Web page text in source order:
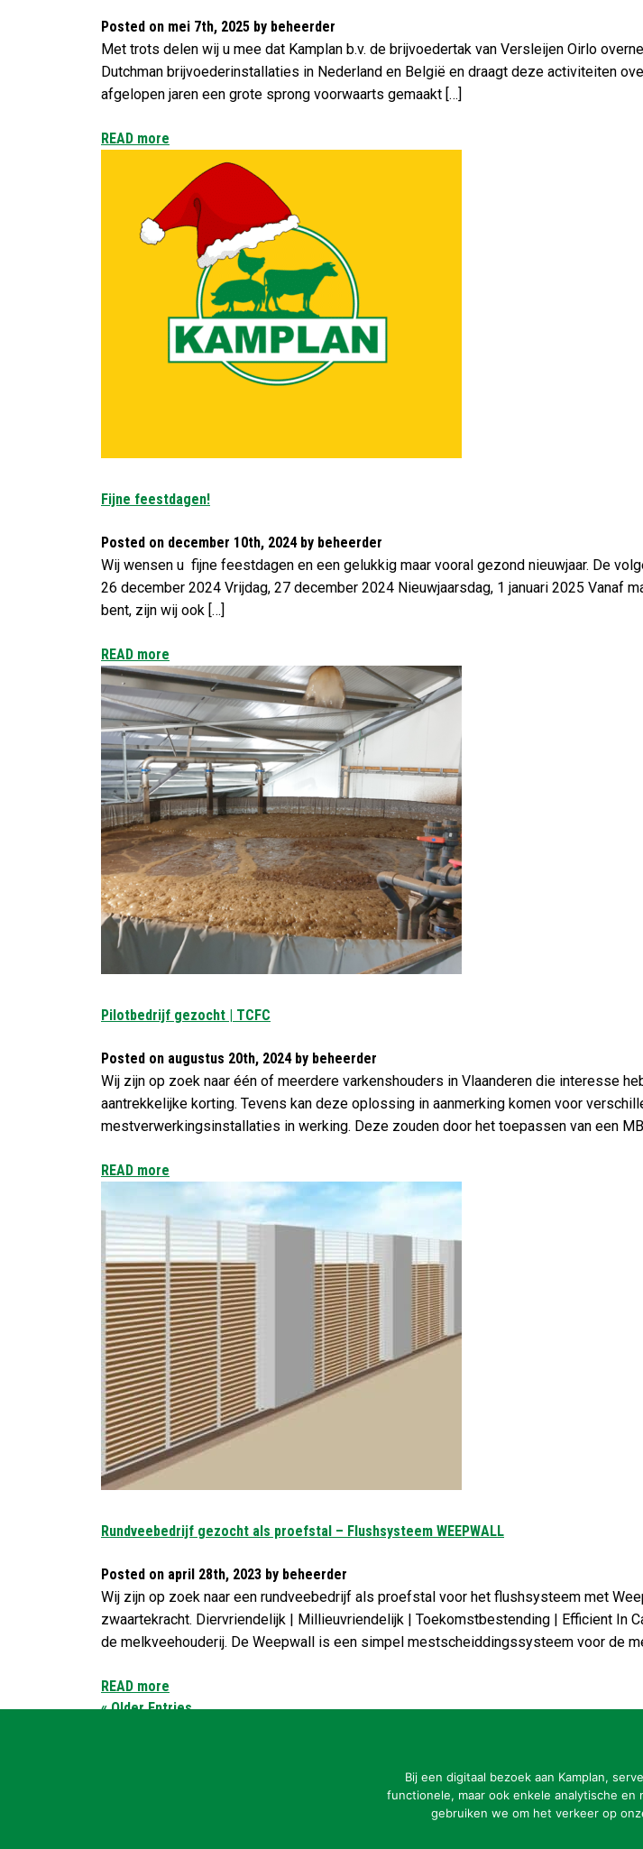
Posted on mei 7th, 2025 by beheerder
Met trots delen wij u mee dat Kamplan b.v. de brijvoedertak van Versleijen Oirlo
Dutchman brijvoederinstallaties in Nederland en België en draagt deze activiteiten
afgelopen jaren een grote sprong voorwaarts gemaakt […]
READ more
Fijne feestdagen!
Posted on december 10th, 2024 by beheerder
Wij wensen u fijne feestdagen en een gelukkig maar vooral gezond nieuwjaar. De
26 december 2024 Vrijdag, 27 december 2024 Nieuwjaarsdag, 1 januari 2025 Vanaf
bent, zijn wij ook […]
READ more
Pilotbedrijf gezocht | TCFC
Posted on augustus 20th, 2024 by beheerder
Wij zijn op zoek naar één of meerdere varkenshouders in Vlaanderen die interesse
aantrekkelijke korting. Tevens kan deze oplossing in aanmerking komen voor
mestverwerkingsinstallaties in werking. Deze zouden door het toepassen van een
READ more
Rundveebedrijf gezocht als proefstal – Flushsysteem WEEPWALL
Posted on april 28th, 2023 by beheerder
Wij zijn op zoek naar een rundveebedrijf als proefstal voor het flushsysteem met
zwaartekracht. Diervriendelijk | Millieuvriendelijk | Toekomstbestending | Efficient In
de melkveehouderij. De Weepwall is een simpel mestscheiddingssysteem voor de
READ more
« Older Entries
CONTACTGEGEVENS
Bij een digitaal bezoek aan Kamplan,
functionele, maar ook enkele analytische en
gebruiken we om het verkeer op